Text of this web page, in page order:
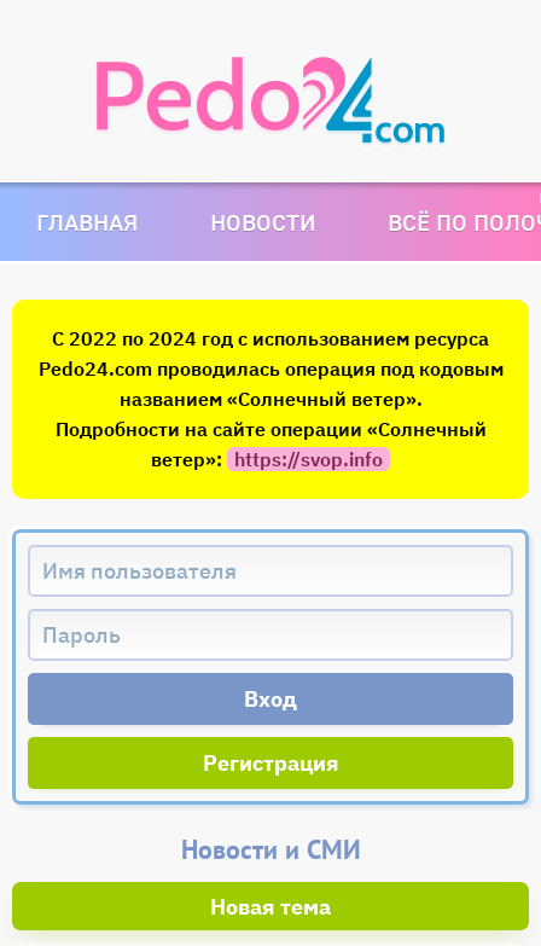
ГЛАВНАЯ НОВОСТИ ВСЁ ПО
С 2022 по 2024 год с использованием ресурса
Pedo24.com проводилась операция под кодовым
названием «Солнечный ветер».
Подробности на сайте операции «Солнечный
ветер»: https://svop.info
Регистрация
Новости и СМИ
Новая тема